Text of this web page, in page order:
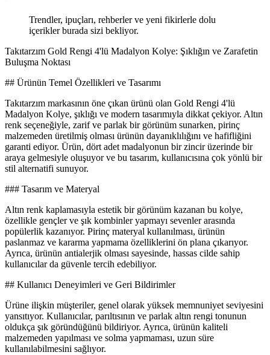
Trendler, ipuçları, rehberler ve yeni fikirlerle dolu
içerikler burada sizi bekliyor.
Takıtarzım Gold Rengi 4'lü Madalyon Kolye: Şıklığın ve Zarafetin
Buluşma Noktası
## Ürünün Temel Özellikleri ve Tasarımı
Takıtarzım markasının öne çıkan ürünü olan Gold Rengi 4'lü
Madalyon Kolye, şıklığı ve modern tasarımıyla dikkat çekiyor. Altın
renk seçeneğiyle, zarif ve parlak bir görünüm sunarken, pirinç
malzemeden üretilmiş olması ürünün dayanıklılığını ve hafifliğini
garanti ediyor. Ürün, dört adet madalyonun bir zincir üzerinde bir
araya gelmesiyle oluşuyor ve bu tasarım, kullanıcısına çok yönlü bir
stil alternatifi sunuyor.
### Tasarım ve Materyal
Altın renk kaplamasıyla estetik bir görünüm kazanan bu kolye,
özellikle gençler ve şık kombinler yapmayı sevenler arasında
popülerlik kazanıyor. Pirinç materyal kullanılması, ürünün
paslanmaz ve kararma yapmama özelliklerini ön plana çıkarıyor.
Ayrıca, ürünün antialerjik olması sayesinde, hassas cilde sahip
kullanıcılar da güvenle tercih edebiliyor.
## Kullanıcı Deneyimleri ve Geri Bildirimler
Ürüne ilişkin müşteriler, genel olarak yüksek memnuniyet seviyesini
yansıtıyor. Kullanıcılar, parıltısının ve parlak altın rengi tonunun
oldukça şık göründüğünü bildiriyor. Ayrıca, ürünün kaliteli
malzemeden yapılması ve solma yapmaması, uzun süre
kullanılabilmesini sağlıyor.